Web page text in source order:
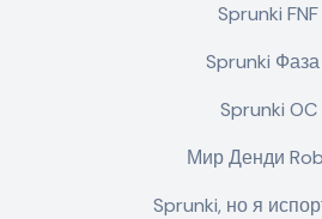
Sprunki FNF
Sprunki Фаза
Sprunki OC
Мир Денди
Sprunki, но я